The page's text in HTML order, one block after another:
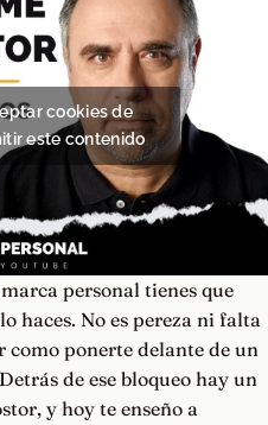
cookies de
este contenido
personal tienes que
haces. No es pereza ni falta
como ponerte delante de un
de ese bloqueo hay un
y hoy te enseño a